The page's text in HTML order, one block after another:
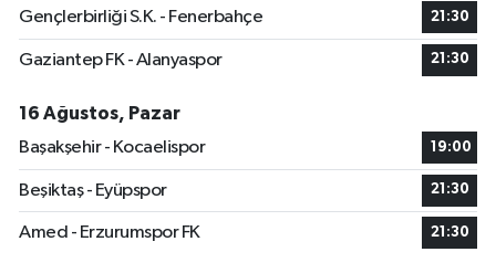
Gençlerbirliği S.K. - Fenerbahçe 21:30
Gaziantep FK - Alanyaspor 21:30
16 Ağustos, Pazar
Başakşehir - Kocaelispor
19:00
Beşiktaş - Eyüpspor 21:30
Amed - Erzurumspor FK 21:30